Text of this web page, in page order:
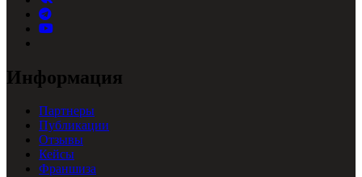
Информация
Партнеры
Публикации
Отзывы
Кейсы
Франшиза